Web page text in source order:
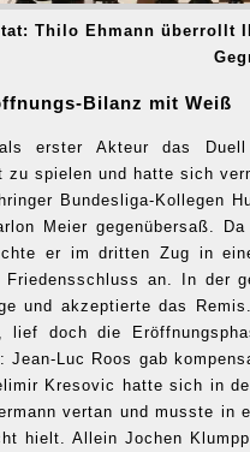
Thilo Ehmann überrollt
Bilanz mit Weiß
erster Akteur das
zu spielen und hatte sich
Bundesliga-Kollegen
Meier gegenübersaß.
er im dritten Zug in
Friedensschluss an. In der
und akzeptierte das
lief doch die
Jean-Luc Roos gab
Kresovic hatte sich in
vertan und musste in
hielt. Allein Jochen